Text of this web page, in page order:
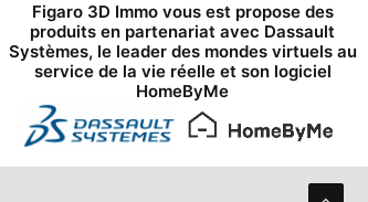
Figaro 3D Immo vous est propose des
produits en partenariat avec Dassault
Systèmes, le leader des mondes virtuels au
service de la vie réelle et son logiciel
HomeByMe